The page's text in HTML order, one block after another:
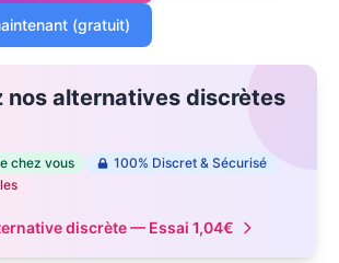
(gratuit)
nos alternatives discrètes
chez vous
100% Discret & Sécurisé
discrète — Essai 1,04€